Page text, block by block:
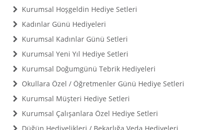
Kurumsal Hoşgeldin Hediye Setleri
Kadınlar Günü Hediyeleri
Kurumsal Kadınlar Günü Setleri
Kurumsal Yeni Yıl Hediye Setleri
Kurumsal Doğumgünü Tebrik Hediyeleri
Okullara Özel / Öğretmenler Günü Hediye Setleri
Kurumsal Müşteri Hediye Setleri
Kurumsal Çalışanlara Özel Hediye Setleri